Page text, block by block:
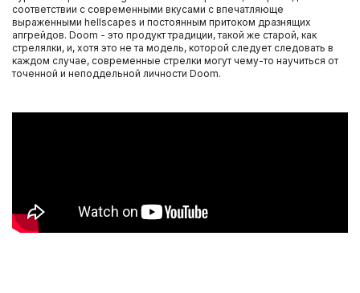
соответствии с современными вкусами с впечатляюще
выраженными hellscapes и постоянным притоком дразнящих
апгрейдов. Doom - это продукт традиции, такой же старой, как
стрелялки, и, хотя это не та модель, которой следует следовать в
каждом случае, современные стрелки могут чему-то научиться от
точенной и неподдельной личности Doom.